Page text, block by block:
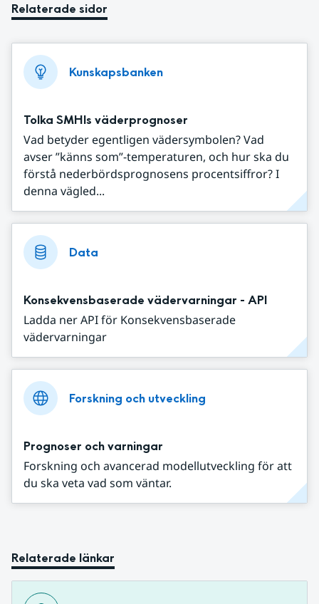
Relaterade sidor
Kunskapsbanken
Tolka SMHIs väderprognoser
Vad betyder egentligen vädersymbolen? Vad
avser ”känns som”-temperaturen, och hur ska du
förstå nederbördsprognosens procentsiffror? I
denna vägled...
Data
Konsekvensbaserade vädervarningar - API
Ladda ner API för Konsekvensbaserade
vädervarningar
Forskning och utveckling
Prognoser och varningar
Forskning och avancerad modellutveckling för att
du ska veta vad som väntar.
Relaterade länkar